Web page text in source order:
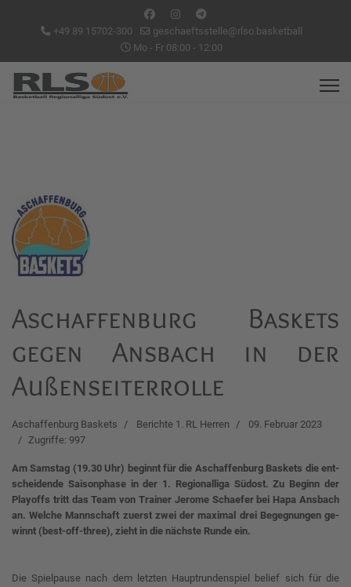
+49 89 15702-300
geschaeftsstelle@rlso.basketball
Mo - Fr 08:00 - 12:00
Aschaffenburg Baskets
gegen Ansbach in der
Außenseiterrolle
Aschaffenburg Baskets Berichte 1. RL Herren
09. Februar 2023
Zugriffe: 997
Am Sams­tag (19.30 Uhr) be­ginnt für die Aschaf­fen­burg Bas­kets die ent­
schei­den­de Sai­son­pha­se in der 1. Re­gio­nal­li­ga Südost. Zu Be­ginn der
Play­offs tritt das Team von Trai­ner Je­ro­me Schae­fer bei Ha­pa Ans­bach
an. Wel­che Mann­schaft zu­erst zwei der ma­xi­mal drei Be­geg­nun­gen ge­
winnt (best-off-th­ree), zieht in die nächs­te Run­de ein.
Die Spielpause nach dem letzten Hauptrundenspiel belief sich für die